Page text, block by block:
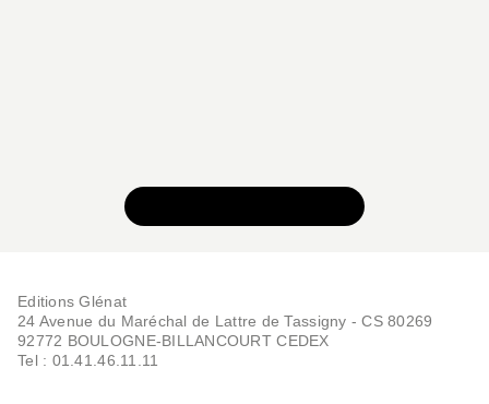
Editions Glénat
24 Avenue du Maréchal de Lattre de Tassigny - CS 80269
92772 BOULOGNE-BILLANCOURT CEDEX
Tel : 01.41.46.11.11